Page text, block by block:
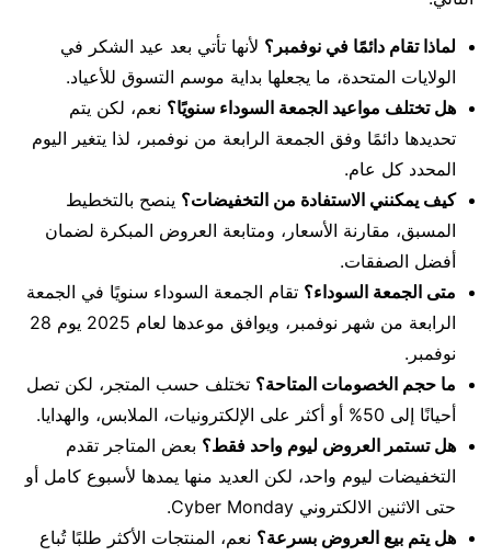
لماذا تقام دائمًا في نوفمبر؟ لأنها تأتي بعد عيد الشكر في
الولايات المتحدة، ما يجعلها بداية موسم التسوق للأعياد.
هل تختلف مواعيد الجمعة السوداء سنويًا؟ نعم، لكن يتم
تحديدها دائمًا وفق الجمعة الرابعة من نوفمبر، لذا يتغير اليوم
المحدد كل عام.
كيف يمكنني الاستفادة من التخفيضات؟ ينصح بالتخطيط
المسبق، مقارنة الأسعار، ومتابعة العروض المبكرة لضمان
أفضل الصفقات.
متى الجمعة السوداء؟ تقام الجمعة السوداء سنويًا في الجمعة
الرابعة من شهر نوفمبر، ويوافق موعدها لعام 2025 يوم 28
نوفمبر.
ما حجم الخصومات المتاحة؟ تختلف حسب المتجر، لكن تصل
أحيانًا إلى 50% أو أكثر على الإلكترونيات، الملابس، والهدايا.
هل تستمر العروض ليوم واحد فقط؟ بعض المتاجر تقدم
التخفيضات ليوم واحد، لكن العديد منها يمدها لأسبوع كامل أو
حتى الاثنين الالكتروني Cyber Monday.
هل يتم بيع العروض بسرعة؟ نعم، المنتجات الأكثر طلبًا تُباع